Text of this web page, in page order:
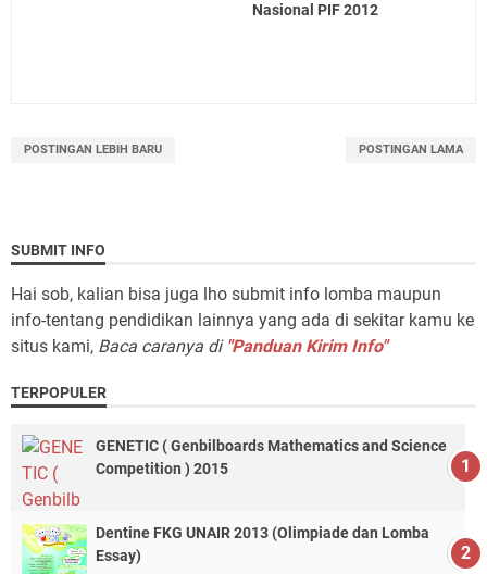
Nasional PIF 2012
POSTINGAN LEBIH BARU POSTINGAN LAMA
SUBMIT INFO
Hai sob, kalian bisa juga lho submit info lomba maupun
info-tentang pendidikan lainnya yang ada di sekitar kamu ke
situs kami, Baca caranya di "Panduan Kirim Info"
TERPOPULER
GENETIC ( Genbilboards Mathematics and Science
Competition ) 2015
Dentine FKG UNAIR 2013 (Olimpiade dan Lomba
Essay)